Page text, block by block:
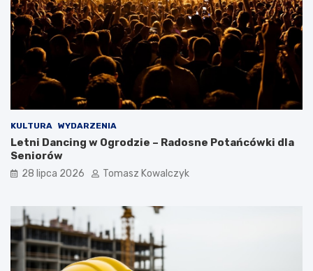
KULTURA WYDARZENIA
Letni Dancing w Ogrodzie – Radosne Potańcówki dla
Seniorów
28 lipca 2026 Tomasz Kowalczyk